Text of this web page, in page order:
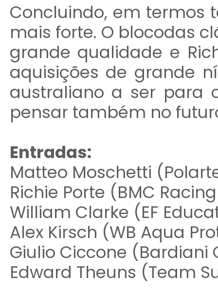
Concluindo, em termos
mais forte. O blocodas
grande qualidade e
aquisições de grande
australiano a ser para
pensar também no
Entradas:
Matteo Moschetti
Richie Porte (BMC
William Clarke (EF
Alex Kirsch (WB Aqua
Giulio Ciccone (Bardiani
Edward Theuns (Team